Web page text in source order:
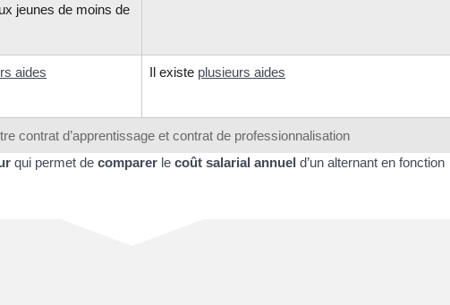
contrat d’apprentissage et contrat de professionnalisation
jeunes de moins de
aides Il existe plusieurs aides
qui permet de comparer le coût salarial annuel d’un alternant en fonction